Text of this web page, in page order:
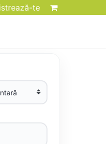
te